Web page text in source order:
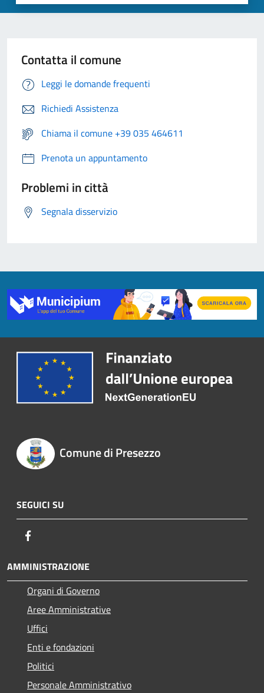
Contatta il comune
Leggi le domande frequenti
Richiedi Assistenza
Chiama il comune +39 035 464611
Prenota un appuntamento
Problemi in città
Segnala disservizio
Comune di Presezzo
SEGUICI SU
AMMINISTRAZIONE
Organi di Governo
Aree Amministrative
Uffici
Enti e fondazioni
Politici
Personale Amministrativo